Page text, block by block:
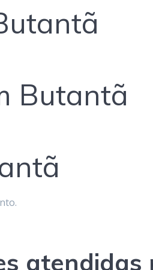
Butantã
atendidas